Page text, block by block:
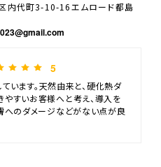
代町3-10-16エムロード都島
5
います。天然由来と、硬化熱ダ
やすいお客様へと考え、導入を
へのダメージなどがない点が良